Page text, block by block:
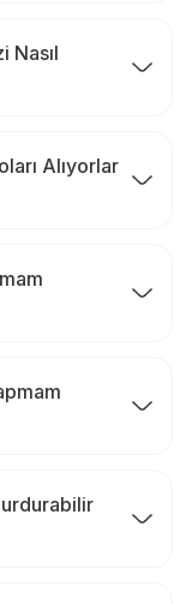
Nasıl
Alıyorlar